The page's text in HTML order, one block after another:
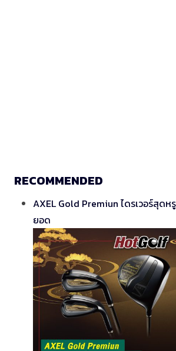
RECOMMENDED
AXEL Gold Premiun ไดรเวอร์สุดห
ยอด